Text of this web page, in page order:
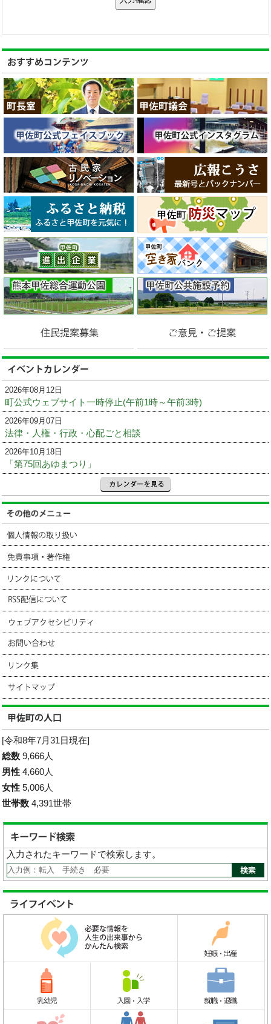
2026年08月12日
町公式ウェブサイト一時停止(午前1時～午前3時)
2026年09月07日
法律・人権・行政・心配ごと相談
2026年10月18日
「第75回あゆまつり」
[令和8年7月31日現在]
総数 9,666人
男性 4,660人
女性 5,006人
世帯数 4,391世帯
入力されたキーワードで検索します。